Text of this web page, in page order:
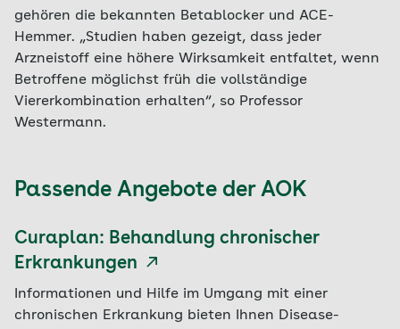
gehören die bekannten Betablocker und ACE-
Hemmer. „Studien haben gezeigt, dass jeder
Arzneistoff eine höhere Wirksamkeit entfaltet, wenn
Betroffene möglichst früh die vollständige
Viererkombination erhalten“, so Professor
Westermann.
Passende Angebote der AOK
Curaplan: Behandlung chronischer
Erkrankungen
Informationen und Hilfe im Umgang mit einer
chronischen Erkrankung bieten Ihnen Disease-